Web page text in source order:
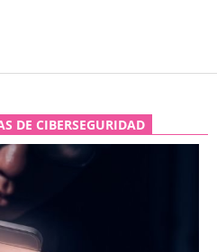
DE CIBERSEGURIDAD